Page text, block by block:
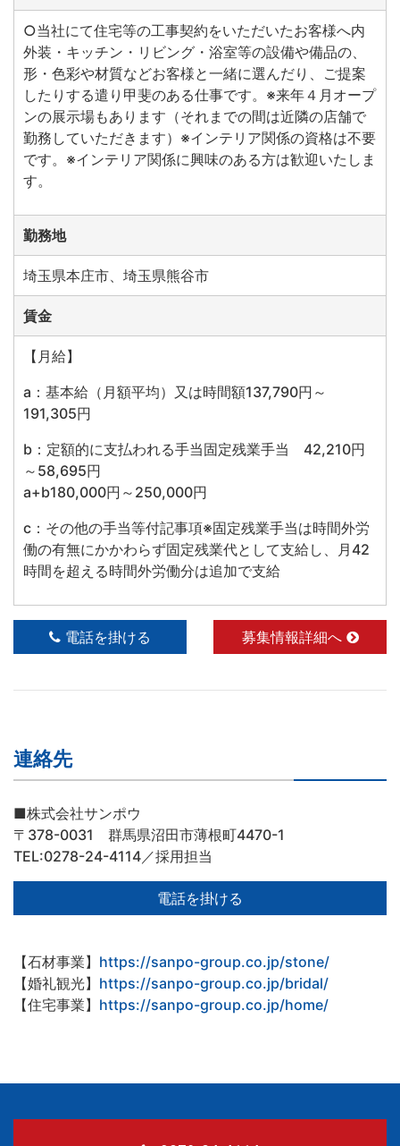
○当社にて住宅等の工事契約をいただいたお客様へ内
外装・キッチン・リビング・浴室等の設備や備品の、
形・色彩や材質などお客様と一緒に選んだり、ご提案
したりする遣り甲斐のある仕事です。※来年４月オープ
ンの展示場もあります（それまでの間は近隣の店舗で
勤務していただきます）※インテリア関係の資格は不要
です。※インテリア関係に興味のある方は歓迎いたしま
す。
勤務地
埼玉県本庄市、埼玉県熊谷市
賃金
【月給】
a：基本給（月額平均）又は時間額137,790円～
191,305円
b：定額的に支払われる手当固定残業手当 42,210円
～58,695円
a+b180,000円～250,000円
c：その他の手当等付記事項※固定残業手当は時間外労
働の有無にかかわらず固定残業代として支給し、月42
時間を超える時間外労働分は追加で支給
電話を掛ける 募集情報詳細へ
連絡先
■株式会社サンポウ
〒378-0031 群馬県沼田市薄根町4470-1
TEL:0278-24-4114／採用担当
電話を掛ける
【石材事業】 https://sanpo-group.co.jp/stone/
【婚礼観光】 https://sanpo-group.co.jp/bridal/
【住宅事業】 https://sanpo-group.co.jp/home/